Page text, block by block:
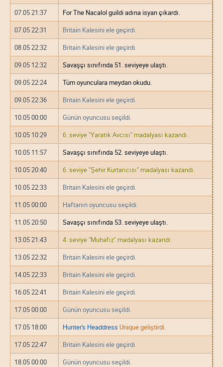
07.05 21:37
For The Nacalol guildi adına isyan çıkardı.
07.05 22:31
Britain Kalesini ele geçirdi.
08.05 22:32
Britain Kalesini ele geçirdi.
09.05 12:32
Savaşçı sınıfında 51. seviyeye ulaştı.
09.05 22:24
Tüm oyunculara meydan okudu.
09.05 22:36
Britain Kalesini ele geçirdi.
10.05 00:00
Günün oyuncusu seçildi.
10.05 10:29
6. seviye "Yaratık Avcısı" madalyası kazandı.
10.05 11:57
Savaşçı sınıfında 52. seviyeye ulaştı.
10.05 20:40
6. seviye "Şehir Kurtarıcısı" madalyası kazandı.
10.05 22:33
Britain Kalesini ele geçirdi.
11.05 00:00
Haftanın oyuncusu seçildi.
11.05 20:50
Savaşçı sınıfında 53. seviyeye ulaştı.
13.05 21:43
4. seviye "Muhafız" madalyası kazandı.
13.05 22:32
Britain Kalesini ele geçirdi.
14.05 22:33
Britain Kalesini ele geçirdi.
16.05 22:41
Britain Kalesini ele geçirdi.
17.05 00:00
Günün oyuncusu seçildi.
17.05 18:00
Hunter's Headdress Unique geliştirdi.
17.05 22:47
Britain Kalesini ele geçirdi.
18.05 00:00
Günün oyuncusu seçildi.